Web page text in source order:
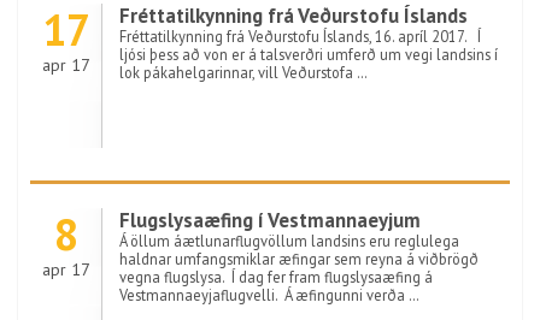
17
apr 17
Fréttatilkynning frá Veðurstofu Íslands
Fréttatilkynning frá Veðurstofu Íslands, 16. apríl 2017. Í
ljósi þess að von er á talsverðri umferð um vegi landsins í
lok pákahelgarinnar, vill Veðurstofa …
8
apr 17
Flugslysaæfing í Vestmannaeyjum
Á öllum áætlunarflugvöllum landsins eru reglulega
haldnar umfangsmiklar æfingar sem reyna á viðbrögð
vegna flugslysa. Í dag fer fram flugslysaæfing á
Vestmannaeyjaflugvelli. Á æfingunni verða …